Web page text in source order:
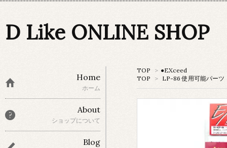
D Like ONLINE SHOP
TOP > ●EXceed
TOP
> LP-86 使用可能パーツ
Home
ホーム
About
ショップについて
Blog